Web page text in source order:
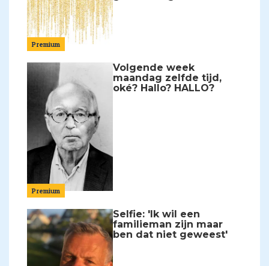
Premium
Premium
Volgende week
maandag zelfde tijd,
oké? Hallo? HALLO?
Selfie: 'Ik wil een
familieman zijn maar
ben dat niet geweest'